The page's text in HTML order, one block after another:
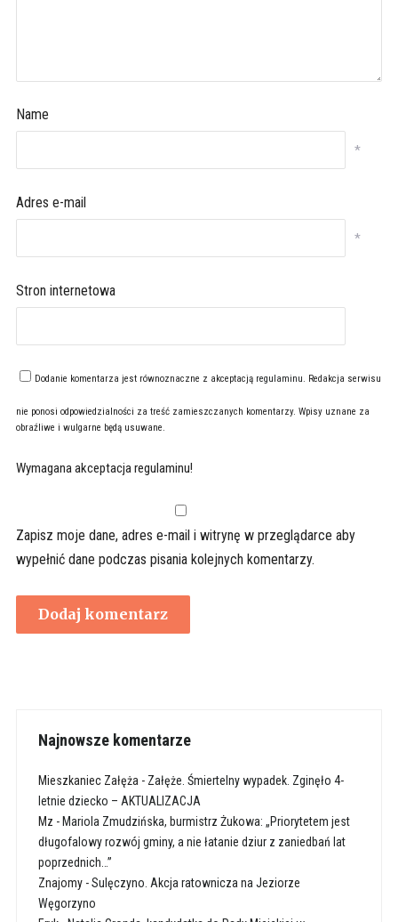
Name
*
Adres e-mail
*
Stron internetowa
Dodanie komentarza jest równoznaczne z akceptacją regulaminu. Redakcja serwisu
nie ponosi odpowiedzialności za treść zamieszczanych komentarzy. Wpisy uznane za
obraźliwe i wulgarne będą usuwane.
Wymagana akceptacja regulaminu!
Zapisz moje dane, adres e-mail i witrynę w przeglądarce aby
wypełnić dane podczas pisania kolejnych komentarzy.
Najnowsze komentarze
Mieszkaniec Załęża - Załęże. Śmiertelny wypadek. Zginęło 4-
letnie dziecko – AKTUALIZACJA
Mz - Mariola Zmudzińska, burmistrz Żukowa: „Priorytetem jest
długofalowy rozwój gminy, a nie łatanie dziur z zaniedbań lat
poprzednich…”
Znajomy-Sulęczyno. Akcja ratownicza na Jeziorze
Węgorzyno